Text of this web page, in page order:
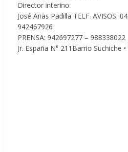
Director interino:
José Arias Padilla TELF. AVISOS.
942467926
PRENSA: 942697277 – 988338022
Jr. España N° 211Barrio Suchiche